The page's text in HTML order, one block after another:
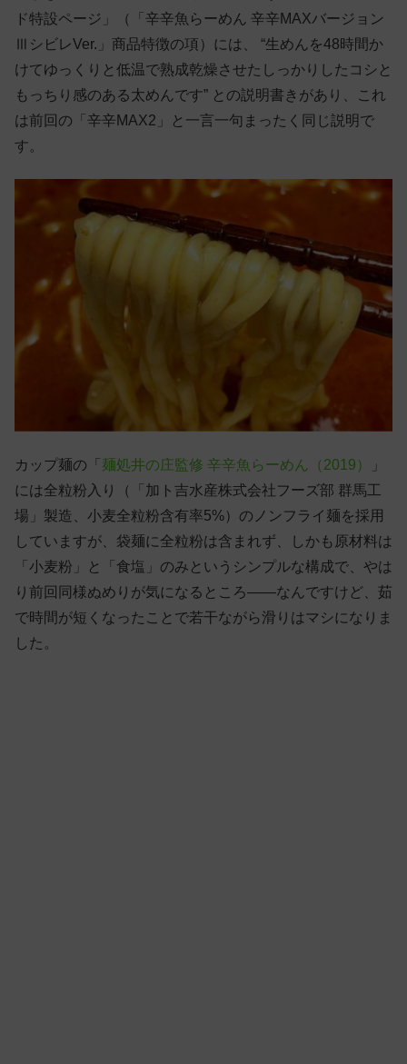
ド特設ページ」（「辛辛魚らーめん 辛辛MAXバージョン
ⅢシビレVer.」商品特徴の項）には、 “生めんを48時間か
けてゆっくりと低温で熟成乾燥させたしっかりしたコシと
もっちり感のある太めんです” との説明書きがあり、これ
は前回の「辛辛MAX2」と一言一句まったく同じ説明で
す。
カップ麺の「 麺処井の庄監修 辛辛魚らーめん（2019）
」
には全粒粉入り（「加ト吉水産株式会社フーズ部 群馬工
場」製造、小麦全粒粉含有率5%）のノンフライ麺を採用
していますが、袋麺に全粒粉は含まれず、しかも原材料は
「小麦粉」と「食塩」のみというシンプルな構成で、やは
り前回同様ぬめりが気になるところ——なんですけど、茹
で時間が短くなったことで若干ながら滑りはマシになりま
した。